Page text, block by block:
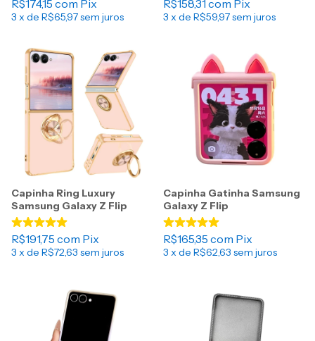
R$174,15 com Pix
3 x de R$65,97sem juros
R$158,31 com Pix
3 x de R$59,97sem juros
Capinha Ring Luxury
Samsung Galaxy Z Flip
R$191,75 com Pix
3 x de R$72,63 sem juros
Capinha Gatinha Samsung
Galaxy Z Flip
R$165,35 com Pix
3 x de R$62,63 sem juros